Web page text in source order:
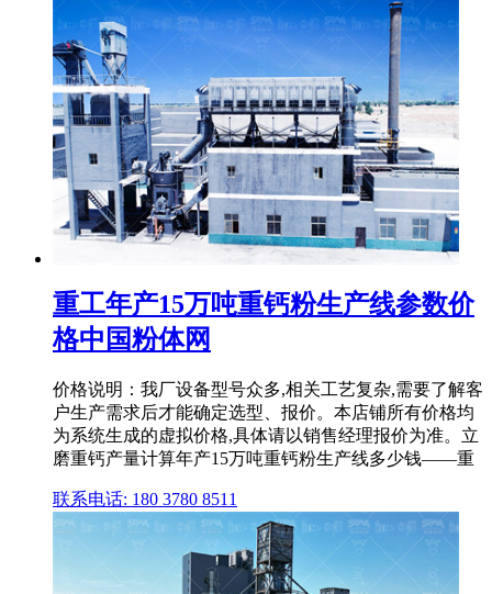
重工年产15万吨重钙粉生产线参数价
格中国粉体网
价格说明：我厂设备型号众多,相关工艺复杂,需要了解客
户生产需求后才能确定选型、报价。本店铺所有价格均
为系统生成的虚拟价格,具体请以销售经理报价为准。立
磨重钙产量计算年产15万吨重钙粉生产线多少钱——重
联系电话: 180 3780 8511